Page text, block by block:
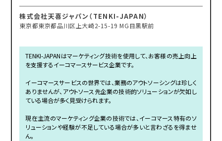
株式会社天喜ジャパン（TENKI-JAPAN）
東京都東京都品川区上大崎2-15-19 MG目黒駅前
TENKI-JAPANはマーケティング技術を使用して、お客様の売上向上
を支援するイーコマースサービス企業です。
イーコマースサービスの世界では、業務のアウトソーシングは珍しく
ありませんが、アウトソース先企業の技術的ソリューションが欠如し
ている場合が多く見受けられます。
現在主流のマーケティング企業の技術では、イーコマース特有のソ
リューションや経験が不足している場合が多いと言わざるを得ませ
ん。